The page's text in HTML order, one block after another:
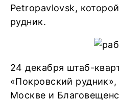
Petropavlovsk,
рудник.
24 декабря штаб-
«Покровский
Москве и